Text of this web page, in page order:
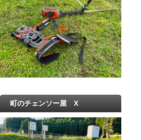
町のチェンソー屋 X